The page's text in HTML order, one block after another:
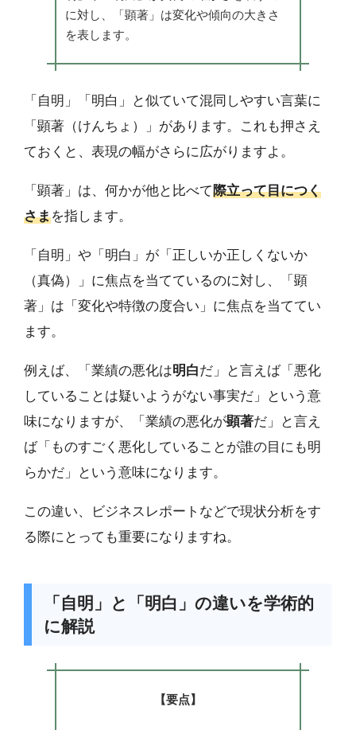
に対し、「顕著」は変化や傾向の大きさ
を表します。
「自明」「明白」と似ていて混同しやすい言葉に
「顕著（けんちょ）」があります。これも押さえ
ておくと、表現の幅がさらに広がりますよ。
「顕著」は、何かが他と比べて際立って目につく
さまを指します。
「自明」や「明白」が「正しいか正しくないか
（真偽）」に焦点を当てているのに対し、「顕
著」は「変化や特徴の度合い」に焦点を当ててい
ます。
例えば、「業績の悪化は明白だ」と言えば「悪化
していることは疑いようがない事実だ」という意
味になりますが、「業績の悪化が顕著だ」と言え
ば「ものすごく悪化していることが誰の目にも明
らかだ」という意味になります。
この違い、ビジネスレポートなどで現状分析をす
る際にとっても重要になりますね。
「自明」と「明白」の違いを学術的
に解説
【要点】